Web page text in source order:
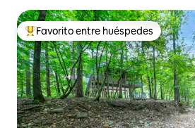
De los mejores en Favorito entre
Favorito entre huéspedes